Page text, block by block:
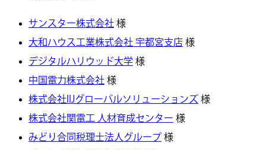
サンスター株式会社 様
大和ハウス工業株式会社 宇都宮支店 様
デジタルハリウッド大学 様
中国電力株式会社 様
株式会社IIJグローバルソリューションズ 様
株式会社関電工 人材育成センター 様
みどり合同税理士法人グループ 様